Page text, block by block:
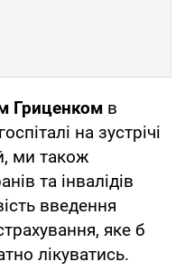
Гриценком в
на зустрічі
ми також
та інвалідів
введення
яке б
лікуватись.